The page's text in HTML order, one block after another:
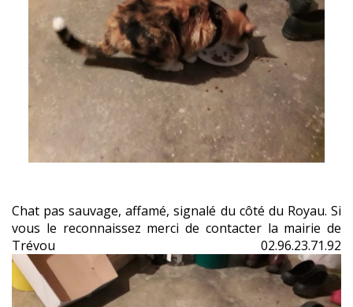
Chat pas sauvage, affamé, signalé du côté du Royau. Si
vous le reconnaissez merci de contacter la mairie de
Trévou 02.96.23.71.92